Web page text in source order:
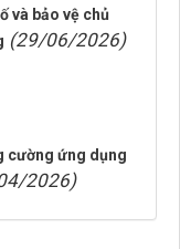
và bảo vệ chủ
(29/06/2026)
cường ứng dụng
2026)